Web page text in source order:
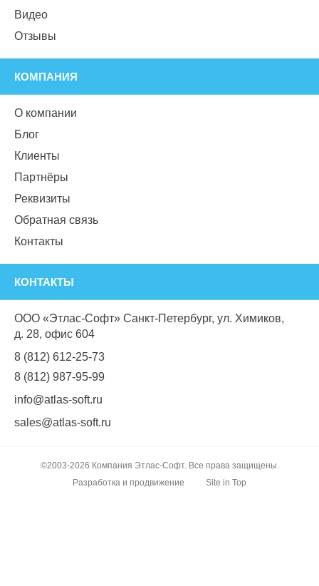
Видео
Отзывы
КОМПАНИЯ
О компании
Блог
Клиенты
Партнёры
Реквизиты
Обратная связь
Контакты
КОНТАКТЫ
ООО «Этлас-Софт» Санкт-Петербург, ул. Химиков,
д. 28, офис 604
8 (812) 612-25-73
8 (812) 987-95-99
info@atlas-soft.ru
sales@atlas-soft.ru
©2003-2026 Компания Этлас-Софт. Все права защищены.
Разработка и продвижение
Site in Top